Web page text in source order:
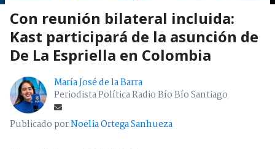
Con reunión bilateral incluida:
Kast participará de la asunción de
De La Espriella en Colombia
María José de la Barra
Periodista Política Radio Bío Bío Santiago
Publicado porNoelia Ortega Sanhueza